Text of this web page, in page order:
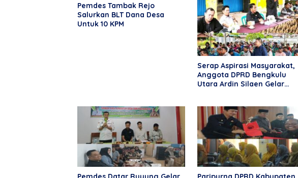
Pemdes Tambak Rejo
Salurkan BLT Dana Desa
Untuk 10 KPM
Serap Aspirasi Masyarakat,
Anggota DPRD Bengkulu
Utara Ardin Silaen Gelar